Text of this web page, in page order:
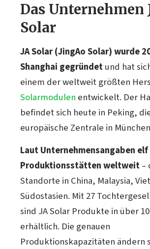
Das Unternehmen
Solar
JA Solar (JingAo Solar) wurde
Shanghai gegründetund hat
einem der weltweit größten
Solarmodulen entwickelt. Der
befindet sich heute in Peking,
europäische Zentrale in
Laut Unternehmensangaben elf
Produktionsstätten weltweit–
Standorte in China, Malaysia,
Südostasien. Mit 27
sind JA Solar Produkte in über
erhältlich. Die genauen
Produktionskapazitäten ändern